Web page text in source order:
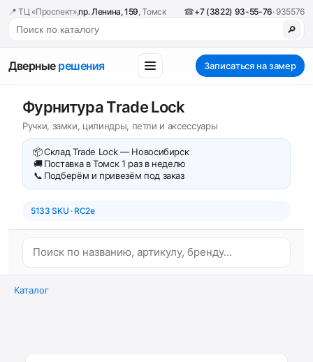
📍 ТЦ «Проспект»,пр. Ленина, 159, Томск ☎+7 (3822) 93-55-76· 935576
🔎
Дверные решения Записаться на замер
Фурнитура Trade Lock
Ручки, замки, цилиндры, петли и аксессуары
📦Склад Trade Lock — Новосибирск
🚚 Поставка в Томск 1 раз в неделю
📞 Подберём и привезём под заказ
5133 SKU · RC2e
Каталог